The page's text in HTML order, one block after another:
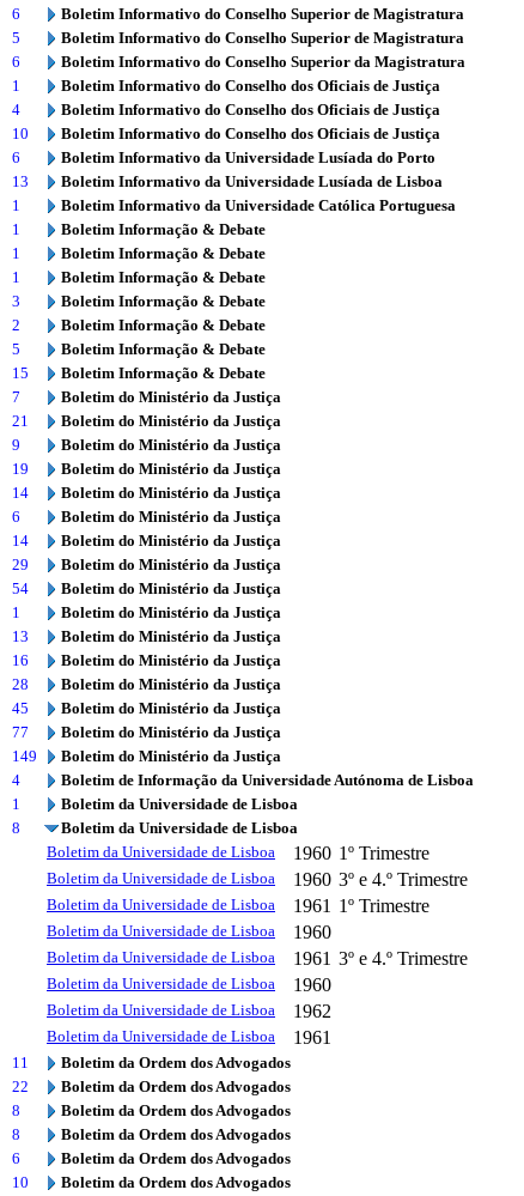
6
Boletim Informativo do Conselho Superior de Magistratura
5
Boletim Informativo do Conselho Superior de Magistratura
6
Boletim Informativo do Conselho Superior da Magistratura
1
Boletim Informativo do Conselho dos Oficiais de Justiça
4
Boletim Informativo do Conselho dos Oficiais de Justiça
10
Boletim Informativo do Conselho dos Oficiais de Justiça
6
Boletim Informativo da Universidade Lusíada do Porto
13
Boletim Informativo da Universidade Lusíada de Lisboa
1
Boletim Informativo da Universidade Católica Portuguesa
1
Boletim Informação & Debate
1
Boletim Informação & Debate
1
Boletim Informação & Debate
3
Boletim Informação & Debate
2
Boletim Informação & Debate
5
Boletim Informação & Debate
15
Boletim Informação & Debate
7
Boletim do Ministério da Justiça
21
Boletim do Ministério da Justiça
9
Boletim do Ministério da Justiça
19
Boletim do Ministério da Justiça
14
Boletim do Ministério da Justiça
6
Boletim do Ministério da Justiça
14
Boletim do Ministério da Justiça
29
Boletim do Ministério da Justiça
54
Boletim do Ministério da Justiça
1
Boletim do Ministério da Justiça
13
Boletim do Ministério da Justiça
16
Boletim do Ministério da Justiça
28
Boletim do Ministério da Justiça
45
Boletim do Ministério da Justiça
77
Boletim do Ministério da Justiça
149
Boletim do Ministério da Justiça
4
Boletim de Informação da Universidade Autónoma de Lisboa
1
Boletim da Universidade de Lisboa
8
Boletim da Universidade de Lisboa
Boletim da Universidade de Lisboa
1960 1º Trimestre
Boletim da Universidade de Lisboa 1960 3º e 4.º Trimestre
Boletim da Universidade de Lisboa 1961 1º Trimestre
Boletim da Universidade de Lisboa 1960
Boletim da Universidade de Lisboa 1961 3º e 4.º Trimestre
Boletim da Universidade de Lisboa 1960
Boletim da Universidade de Lisboa 1962
Boletim da Universidade de Lisboa 1961
11
Boletim da Ordem dos Advogados
22
Boletim da Ordem dos Advogados
8
Boletim da Ordem dos Advogados
8
Boletim da Ordem dos Advogados
6
Boletim da Ordem dos Advogados
10
Boletim da Ordem dos Advogados